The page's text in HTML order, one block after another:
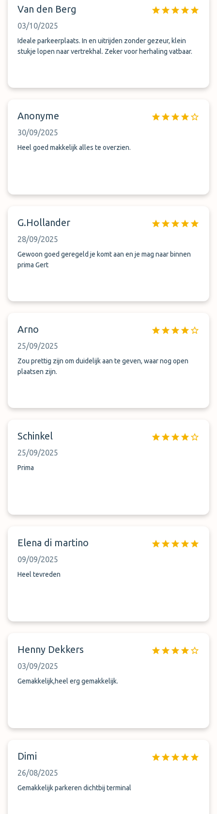
Van den Berg
03/10/2025
Ideale parkeerplaats. In en uitrijden zonder gezeur, klein
stukje lopen naar vertrekhal. Zeker voor herhaling vatbaar.
Anonyme
30/09/2025
Heel goed makkelijk alles te overzien.
G.Hollander
28/09/2025
Gewoon goed geregeld je komt aan en je mag naar binnen
prima Gert
Arno
25/09/2025
Zou prettig zijn om duidelijk aan te geven, waar nog open
plaatsen zijn.
Schinkel
25/09/2025
Prima
Elena di martino
09/09/2025
Heel tevreden
Henny Dekkers
03/09/2025
Gemakkelijk,heel erg gemakkelijk.
Dimi
26/08/2025
Gemakkelijk parkeren dichtbij terminal